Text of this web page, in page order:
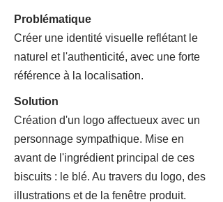
Problématique
Créer une identité visuelle reflétant le
naturel et l'authenticité, avec une forte
référence à la localisation.
Solution
Création d'un logo affectueux avec un
personnage sympathique. Mise en
avant de l'ingrédient principal de ces
biscuits : le blé. Au travers du logo, des
illustrations et de la fenêtre produit.